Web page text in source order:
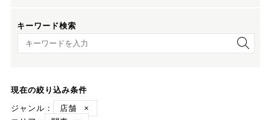
キーワード検索
キーワード検索
現在の絞り込み条件
ジャンル：
店舗
×